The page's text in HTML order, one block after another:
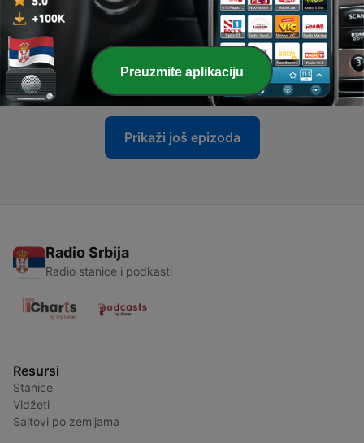
110 - 005 - سورة المائدة
27 окт. 2010
109 - 006 - سورة الأنعام
27 окт. 2010
Prikaži još epizoda
Radio Srbija
Radio stanice i podkasti
Resursi
Stanice
Vidžeti
Sajtovi po zemljama
Preuzmite aplikaciju